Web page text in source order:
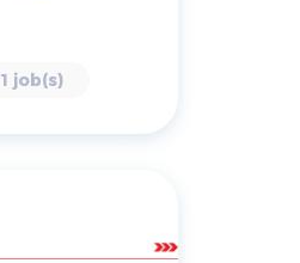
1 job(s)